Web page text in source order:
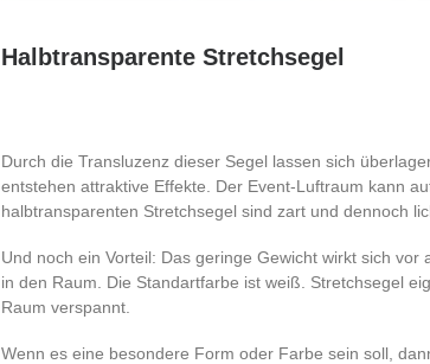
Halbtransparente Stretchsegel
Durch die Transluzenz dieser Segel lassen sich
entstehen attraktive Effekte. Der Event-Luftraum kann
halbtransparenten Stretchsegel sind zart und dennoch
Und noch ein Vorteil: Das geringe Gewicht wirkt sich
in den Raum. Die Standartfarbe ist weiß. Stretchsegel
Raum verspannt.
Wenn es eine besondere Form oder Farbe sein soll,